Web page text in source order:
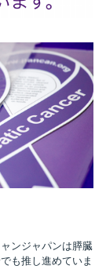
ンジャパンは膵臓
も推し進めていま